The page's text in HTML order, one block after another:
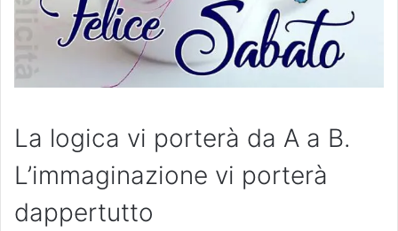
La logica vi porterà da A a B.
L’immaginazione vi porterà
dappertutto